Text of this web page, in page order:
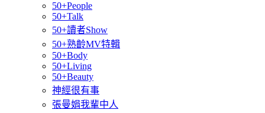
50+People
50+Talk
50+讀者Show
50+熟齡MV特輯
50+Body
50+Living
50+Beauty
神經很有事
張曼娟我輩中人